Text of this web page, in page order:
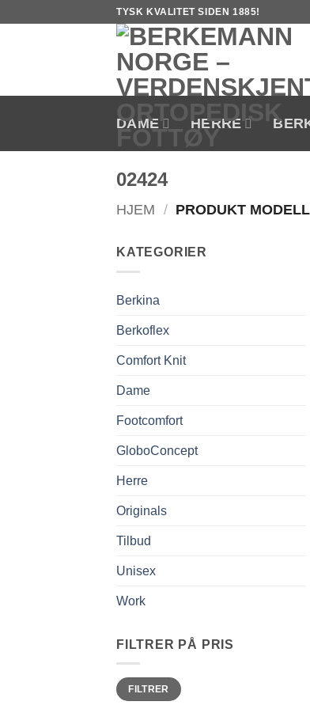
TYSK KVALITET SIDEN 1885!
DAME HERRE
02424
HJEM / PRODUKT
KATEGORIER
Berkina
Berkoflex
Comfort Knit
Dame
Footcomfort
GloboConcept
Herre
Originals
Tilbud
Unisex
Work
FILTRER PÅ PRIS
Min.
pris
Makspris
FILTRER